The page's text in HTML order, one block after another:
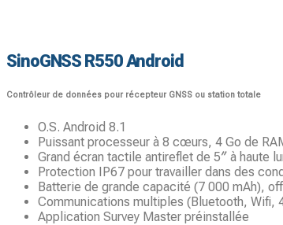
SinoGNSS R550 Android
Contrôleur de données pour récepteur GNSS ou station totale
O.S. Android 8.1
Puissant processeur à 8 cœurs, 4 Go de
Grand écran tactile antireflet de 5″ à haute
Protection IP67 pour travailler dans des
Batterie de grande capacité (7 000 mAh),
Communications multiples (Bluetooth, Wifi,
Application Survey Master préinstallée